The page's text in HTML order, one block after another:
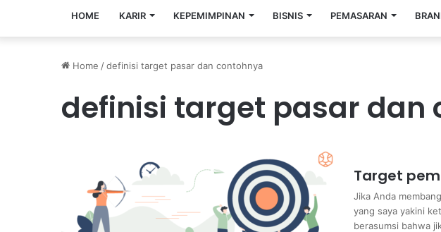
HOME KARIR KEPEMIMPINAN BISNIS PEMASARAN
Home /definisi target pasar dan contohnya
definisi target pasar dan
Target
Jika Anda
yang saya yakini
berasumsi bahwa